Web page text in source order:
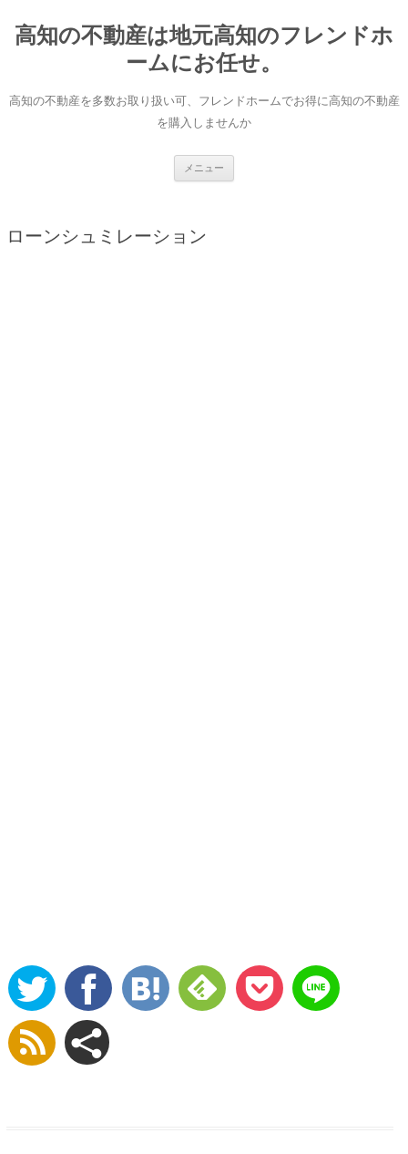
テ
ン
キ
ッ
高知の不動産は地元高知のフレンドホ
ームにお任せ。
高知の不動産を多数お取り扱い可、フレンドホームでお得に高知の不動産
を購入しませんか
メニュー
ローンシュミレーション